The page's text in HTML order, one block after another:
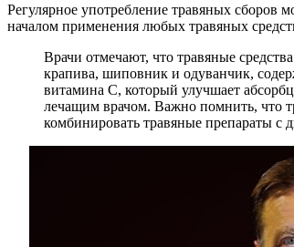
Регулярное употребление травяных
началом применения любых травяных
Врачи отмечают, что травяные
крапива, шиповник и одуванчик,
витамина C, который улучшает
лечащим врачом. Важно помнить, что
комбинировать травяные препараты с